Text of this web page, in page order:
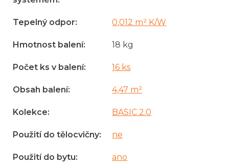
Tepelný odpor: 0,012 m² K/W
Hmotnost balení: 18 kg
Počet ks v balení: 16 ks
Obsah balení: 4,47 m²
Kolekce: BASIC 2.0
Použití do tělocvičny: ne
Použití do bytu: ano